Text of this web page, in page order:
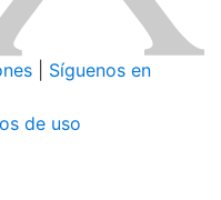
Síguenos en
de uso